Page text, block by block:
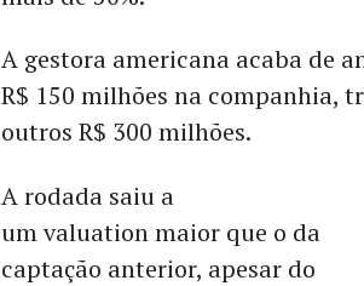
A gestora americana acaba de
R$ 150 milhões na companhia,
outros R$ 300 milhões.
A rodada saiu a
um valuation maior que o da
captação anterior, apesar do